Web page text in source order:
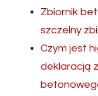
Zbiornik
szczelny
Czym jest
deklaracją